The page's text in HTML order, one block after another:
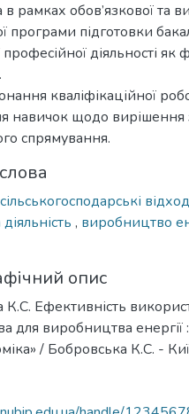
рамках обов’язкової та
програми підготовки
професійної діяльності
кваліфікаційної
навичок щодо вирішення
спрямування.
сільськогосподарські
, виробництво
опис
Ефективність
для виробництва енергії
/ Бобровська К.С. -